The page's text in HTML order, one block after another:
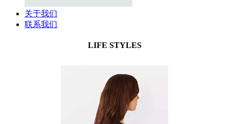
关于我们
联系我们
LIFE STYLES